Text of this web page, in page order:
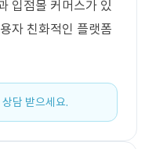
입점몰 커머스가 있
자 친화적인 플랫폼
담 받으세요.